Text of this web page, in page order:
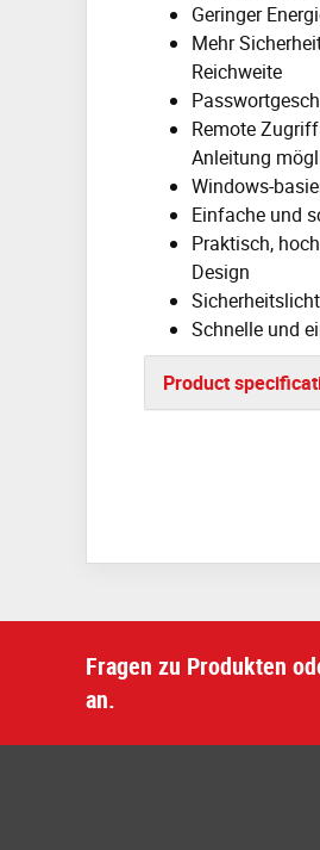
Geringer
Mehr
Reichweite
Remote
Anleitung
Windows-
Einfache und
Praktisch,
Design
Schnelle und
Product
Fragen zu Produkten
an.